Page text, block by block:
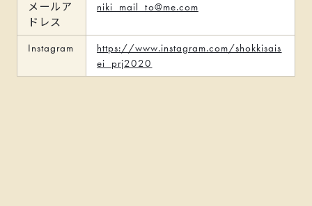
メールア
ドレス
niki_mail_to@me.com
Instagram
https://www.instagram.com/shokkisais
ei_prj2020